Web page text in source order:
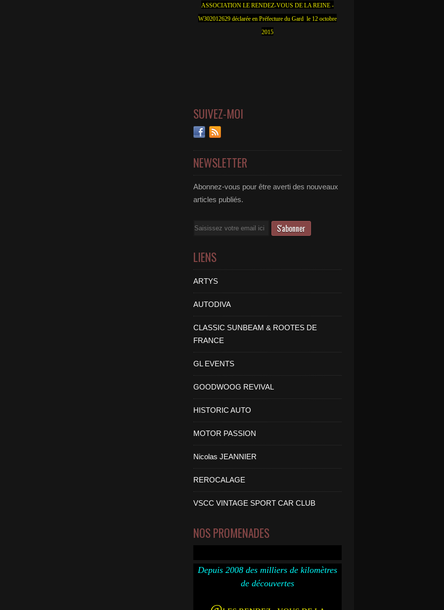
ASSOCIATION LE RENDEZ-VOUS DE LA REINE -
W302012629 déclarée en Préfecture du Gard le 12 octobre
2015
SUIVEZ-MOI
NEWSLETTER
Abonnez-vous pour être averti des nouveaux
articles publiés.
Email
LIENS
ARTYS
AUTODIVA
CLASSIC SUNBEAM & ROOTES DE
FRANCE
GL EVENTS
GOODWOOG REVIVAL
HISTORIC AUTO
MOTOR PASSION
Nicolas JEANNIER
REROCALAGE
VSCC VINTAGE SPORT CAR CLUB
NOS PROMENADES
Depuis 2008 des milliers de kilomètres
de découvertes